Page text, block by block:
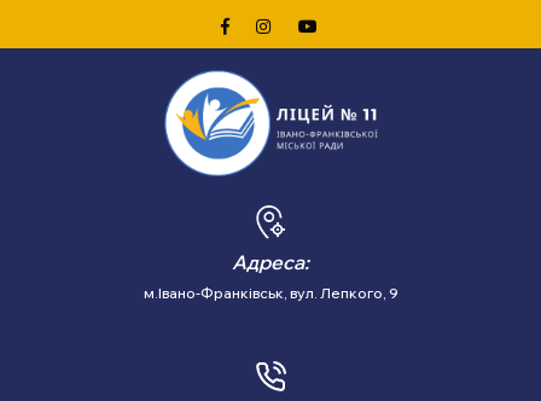
Link
Адреса:
м.Івано-Франківськ, вул. Лепкого, 9